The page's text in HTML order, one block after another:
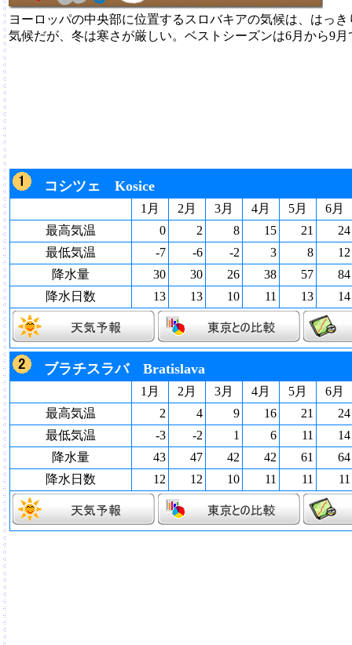
ヨーロッパの中央部に位置するスロバキアの気候は、はっ
気候だが、冬は寒さが厳しい。ベストシーズンは6月から9
コシツェ Kosice
1月 2月 3月 4月 5月
6月
最高気温
0 2 8 15 21
24
最低気温
-7 -6 -2 3 8
12
降水量
30 30 26 38 57
84
降水日数
13 13 10 11 13 14
ブラチスラバ Bratislava
1月 2月 3月 4月 5月
6月
最高気温
2 4 9 16 21
24
最低気温
-3 -2 1 6 11
14
降水量
43 47 42 42 61
64
降水日数
12 12 10 11 11 11